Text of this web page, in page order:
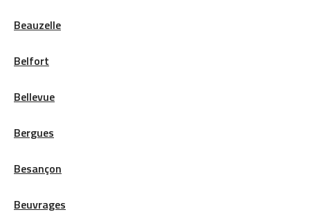
Beauzelle
Belfort
Bellevue
Bergues
Besançon
Beuvrages